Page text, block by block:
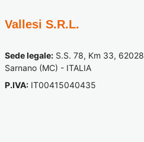
Vallesi S.R.L.
Sede legale: S.S. 78, Km 33, 62028
Sarnano (MC) - ITALIA
P.IVA: IT00415040435